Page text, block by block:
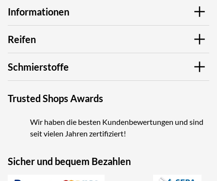
Informationen
Reifen
Schmierstoffe
Trusted Shops Awards
Wir haben die besten Kundenbewertungen und sind
seit vielen Jahren zertifiziert!
Sicher und bequem Bezahlen